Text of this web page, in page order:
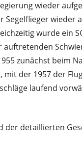
wieder
wieder
wurde ein
auftretenden
zunächst beim
mit der 1957 der
laufend
detaillierten